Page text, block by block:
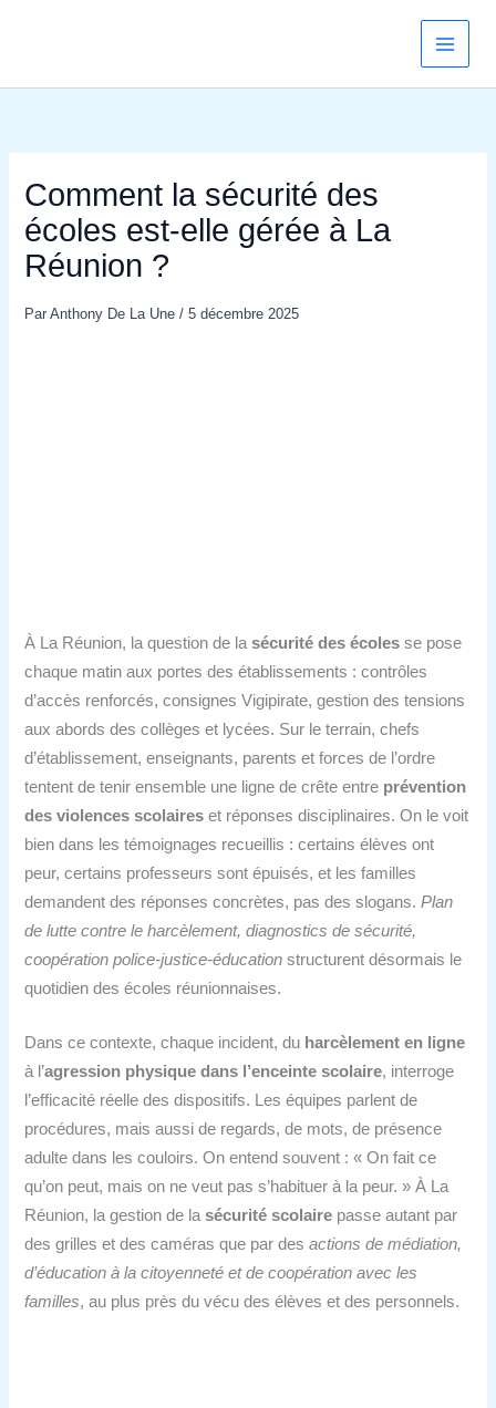
Comment la sécurité des
écoles est‑elle gérée à La
Réunion ?
ParAnthony De La Une/5 décembre 2025
À La Réunion, la question de lasécurité des écoles se pose
chaque matin aux portes des établissements : contrôles
d’accès renforcés, consignes Vigipirate, gestion des tensions
aux abords des collèges et lycées. Sur le terrain, chefs
d’établissement, enseignants, parents et forces de l’ordre
tentent de tenir ensemble une ligne de crête entre prévention
des violences scolaires et réponses disciplinaires. On le voit
bien dans les témoignages recueillis : certains élèves ont
peur, certains professeurs sont épuisés, et les familles
demandent des réponses concrètes, pas des slogans.Plan
de lutte contre le harcèlement, diagnostics de sécurité,
coopération police-justice-éducation structurent désormais le
quotidien des écoles réunionnaises.
Dans ce contexte, chaque incident, du harcèlement en ligne
à l’agression physique dans l’enceinte scolaire, interroge
l’efficacité réelle des dispositifs. Les équipes parlent de
procédures, mais aussi de regards, de mots, de présence
adulte dans les couloirs. On entend souvent : « On fait ce
qu’on peut, mais on ne veut pas s’habituer à la peur. » À La
Réunion, la gestion de lasécurité scolaire passe autant par
des grilles et des caméras que par desactions de médiation,
d’éducation à la citoyenneté et de coopération avec les
familles, au plus près du vécu des élèves et des personnels.